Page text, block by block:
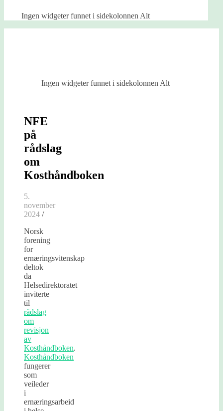
Ingen widgeter funnet i sidekolonnen Alt
Ingen widgeter funnet i sidekolonnen Alt
NFE
på
rådslag
om
Kosthåndboken
5.
november
2024 /
Norsk
forening
for
ernæringsvitenskap
deltok
da
Helsedirektoratet
inviterte
til
rådslag
om
revisjon
av
Kosthåndboken.
Kosthåndboken
fungerer
som
veileder
i
ernæringsarbeid